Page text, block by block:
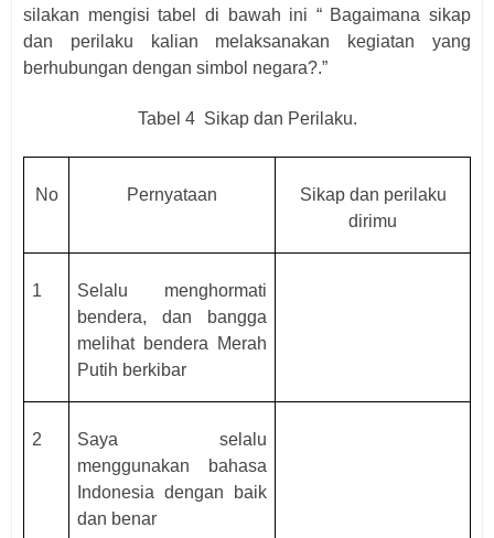
silakan mengisi tabel di bawah ini “ Bagaimana sikap
dan perilaku kalian melaksanakan kegiatan yang
berhubungan dengan simbol negara?.”
Tabel 4 Sikap dan Perilaku.
No Pernyataan
Sikap dan perilaku
dirimu
1
Selalu menghormati
bendera, dan bangga
melihat bendera Merah
Putih berkibar
2
Saya selalu
menggunakan bahasa
Indonesia dengan baik
dan benar